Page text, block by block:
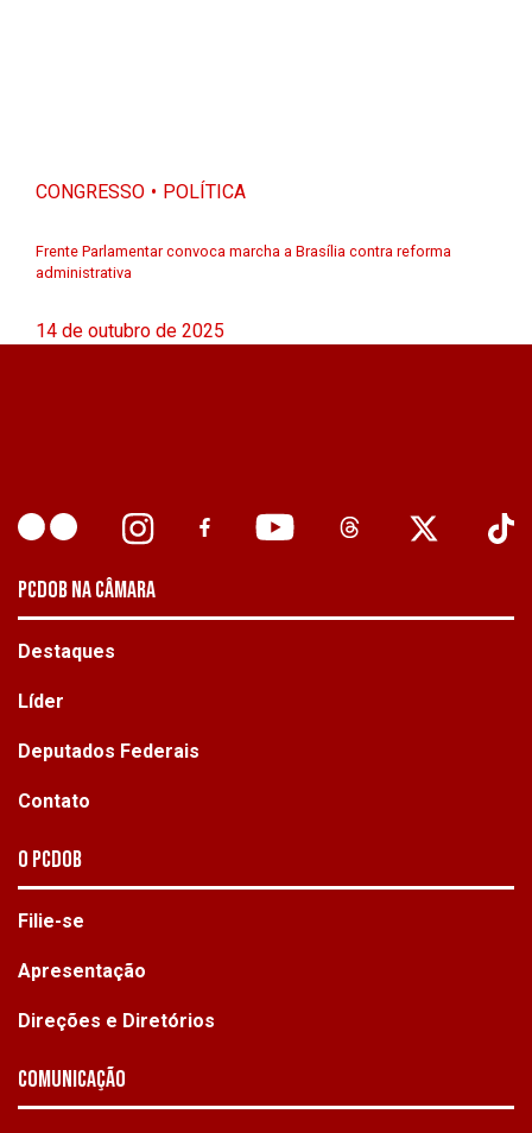
CONGRESSO POLÍTICA
Frente Parlamentar convoca marcha a Brasília contra reforma
administrativa
14 de outubro de 2025
PCDOB NA CÂMARA
Destaques
Líder
Deputados Federais
Contato
O PCdoB
Filie-se
Apresentação
Direções e Diretórios
Comunicação